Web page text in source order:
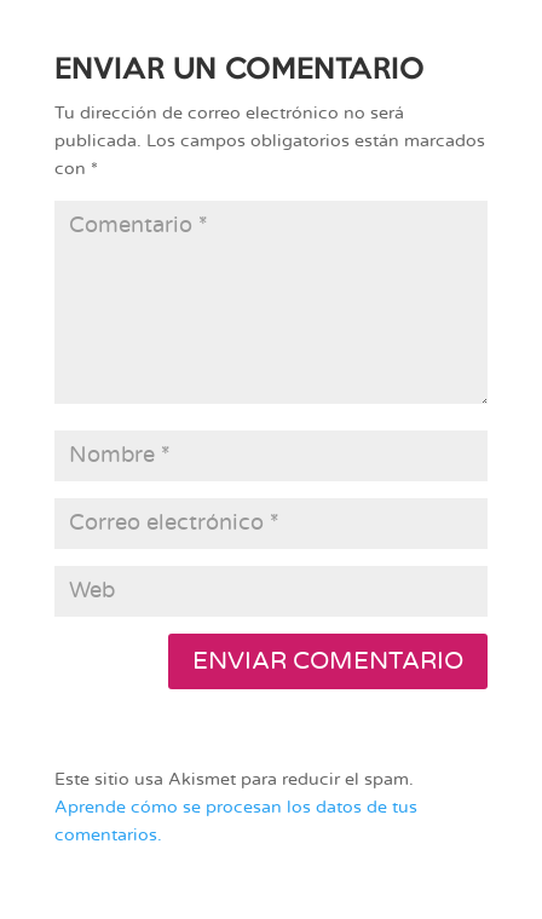
ENVIAR UN COMENTARIO
Tu dirección de correo electrónico no será
publicada. Los campos obligatorios están marcados
con *
Este sitio usa Akismet para reducir el spam.
Aprende cómo se procesan los datos de tus
comentarios.